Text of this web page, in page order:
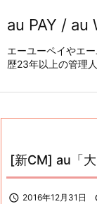
au PAY / au
エーユーペイやエ
歴23年以上の管理
[新CM] au「
 2016年12月31日